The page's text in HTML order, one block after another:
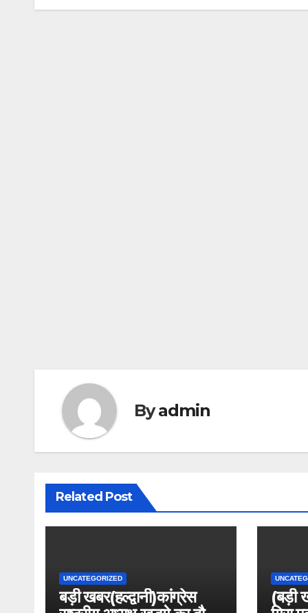
Byadmin
Related Post
UNCATEGORIZED
बड़ी खबर(हल्द्वानी)कांग्रेस
(बड़ी